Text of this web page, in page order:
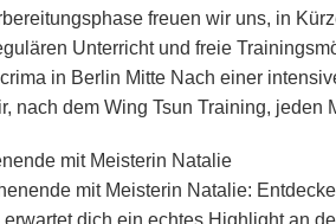
freuen wir uns, in
Unterricht und freie
in Berlin Mitte Nach einer
nach dem Wing Tsun Training,
mit Meisterin Natalie
mit Meisterin Natalie:
dich ein echtes Highlight an